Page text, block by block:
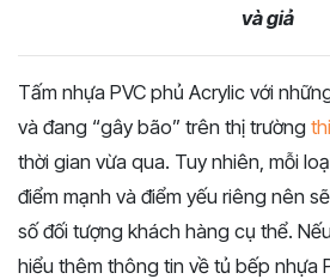
và giả
Tấm nhựa PVC phủ Acrylic với
và đang “gây bão” trên thị trường
thời gian vừa qua. Tuy nhiên, mỗi
điểm mạnh và điểm yếu riêng nên
số đối tượng khách hàng cụ thể.
hiểu thêm thông tin về tủ bếp nhựa